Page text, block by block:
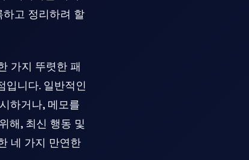
고 정리하려 할
가지 뚜렷한 패
입니다. 일반적인
하거나, 메모를
해, 최신 행동 및
네 가지 만연한